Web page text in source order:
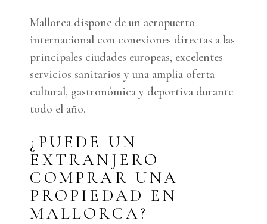
Mallorca dispone de un aeropuerto
internacional con conexiones directas a las
principales ciudades europeas, excelentes
servicios sanitarios y una amplia oferta
cultural, gastronómica y deportiva durante
todo el año.
¿PUEDE UN
EXTRANJERO
COMPRAR UNA
PROPIEDAD EN
MALLORCA?